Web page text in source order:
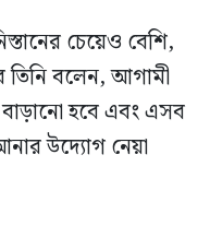
চেয়েও বেশি,
তিনি বলেন, আগামী
বাড়ানো হবে এবং এসব
উদ্যোগ নেয়া